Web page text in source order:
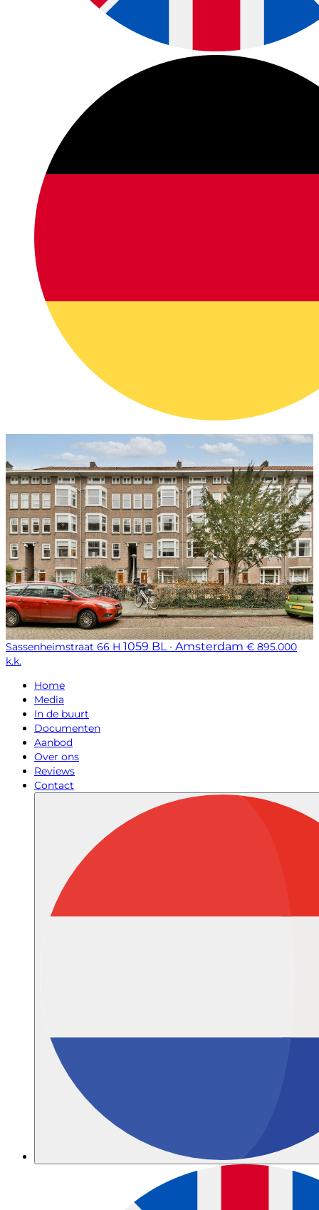
Sassenheimstraat 66 H 1059 BL · Amsterdam € 895.000
k.k.
Home
Media
In de buurt
Documenten
Aanbod
Over ons
Reviews
Contact